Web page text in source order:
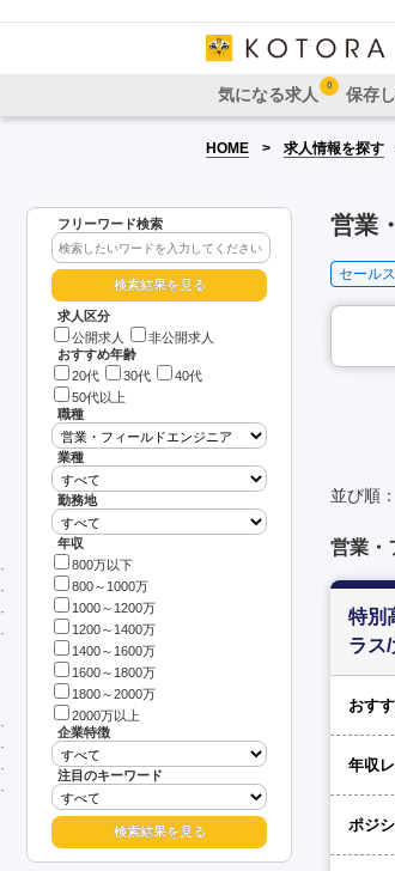
気になる求人 0 保存
HOME 求人情報を探す
フリーワード検索
求人区分
公開求人
非公開求人
おすすめ年齢
20代
30代
40代
50代以上
職種
業種
勤務地
年収
800万以下
800～1000万
1000～1200万
1200～1400万
1400～1600万
1600～1800万
1800～2000万
2000万以上
企業特徴
注目のキーワード
営業
セール
並び順：
営業・
特別
ラス
おす
年収
ポジ